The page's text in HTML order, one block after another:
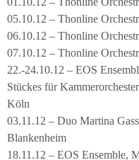
05.10.12 – Thonline
06.10.12 – Thonline
07.10.12 – Thonline
22.-24.10.12 – EOS
Stückes für
Köln
03.11.12 – Duo Martina
Blankenheim
18.11.12 – EOS Ensemble,